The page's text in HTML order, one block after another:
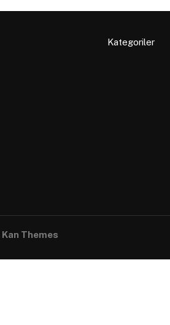
Kategoriler
Kan Themes